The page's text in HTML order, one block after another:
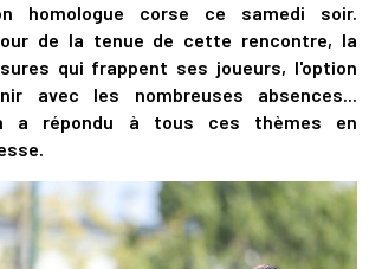
homologue corse ce samedi soir.
de la tenue de cette rencontre, la
qui frappent ses joueurs, l'option
avec les nombreuses absences...
a répondu à tous ces thèmes en